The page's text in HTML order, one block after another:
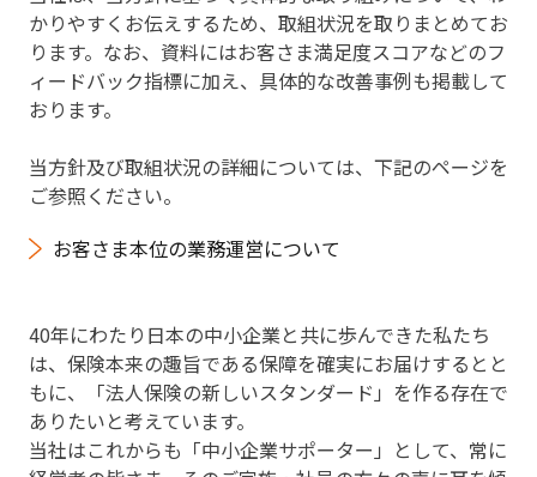
かりやすくお伝えするため、取組状況を取りまとめてお
ります。なお、資料にはお客さま満足度スコアなどのフ
ィードバック指標に加え、具体的な改善事例も掲載して
おります。
当方針及び取組状況の詳細については、下記のページを
ご参照ください。
お客さま本位の業務運営について
40年にわたり日本の中小企業と共に歩んできた私たち
は、保険本来の趣旨である保障を確実にお届けするとと
もに、「法人保険の新しいスタンダード」を作る存在で
ありたいと考えています。
当社はこれからも「中小企業サポーター」として、常に